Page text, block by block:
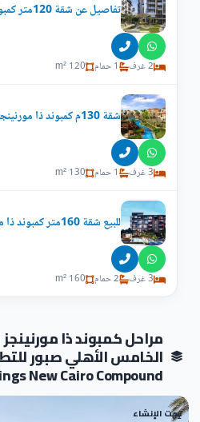
تفاصيل عن شقة 120متر كمبوند سراي المستقبل
2 غرف 1 حمام 120 m²
شقة 130م كمبوند ذا مورنينجز التجمع الخامس
3 غرف 1 حمام 130 m²
للبيع شقة 160متر كمبوند ذا مورنينجز التجمع الخامس
3 غرف 2 حمام 160 m²
مراحل كمبوند ذا
الخامس الأهلي صبور
New Cairo Compound
تحت الإنشاء
01